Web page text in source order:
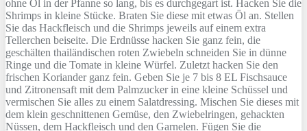
ohne Öl in der Pfanne so lang, bis es durchgegart ist. Hacken Sie die
Shrimps in kleine Stücke. Braten Sie diese mit etwas Öl an. Stellen
Sie das Hackfleisch und die Shrimps jeweils auf einem extra
Tellerchen beiseite. Die Erdnüsse hacken Sie ganz fein, die
geschälten thailändischen roten Zwiebeln schneiden Sie in dünne
Ringe und die Tomate in kleine Würfel. Zuletzt hacken Sie den
frischen Koriander ganz fein. Geben Sie je 7 bis 8 EL Fischsauce
und Zitronensaft mit dem Palmzucker in eine kleine Schüssel und
vermischen Sie alles zu einem Salatdressing. Mischen Sie dieses mit
dem klein geschnittenen Gemüse, den Zwiebelringen, gehackten
Nüssen, dem Hackfleisch und den Garnelen. Fügen Sie die